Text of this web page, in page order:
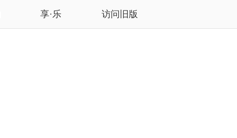
享·乐 访问旧版